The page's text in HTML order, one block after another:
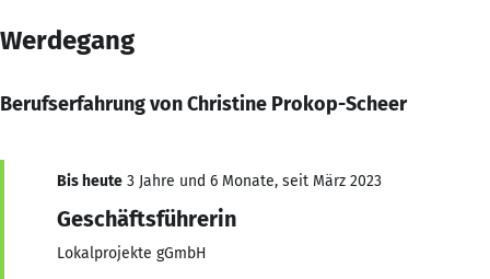
Werdegang
Berufserfahrung von Christine Prokop-Scheer
Bis heute 3 Jahre und 6 Monate, seit März 2023
Geschäftsführerin
Lokalprojekte gGmbH